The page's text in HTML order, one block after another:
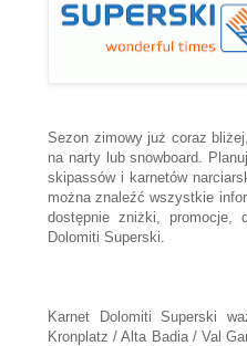
Sezon zimowy już coraz
na narty lub snowboard.
skipassów i karnetów
można znaleźć wszystkie
dostępnie zniżki, promocje,
Dolomiti Superski.
Karnet Dolomiti Superski
Kronplatz / Alta Badia / Val